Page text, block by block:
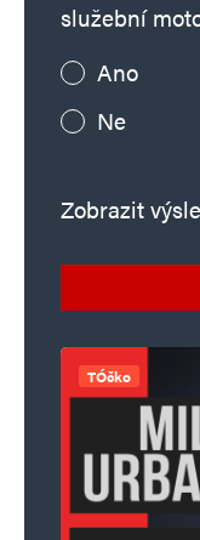
služební
Ano
Ne
Zobrazit
TÓčko